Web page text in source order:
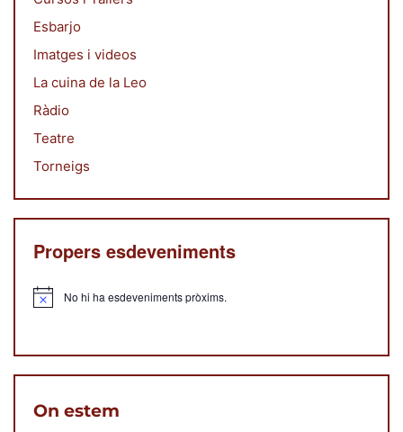
Esbarjo
Imatges i videos
La cuina de la Leo
Ràdio
Teatre
Torneigs
Propers esdeveniments
Avís No hi ha esdeveniments pròxims.
On estem